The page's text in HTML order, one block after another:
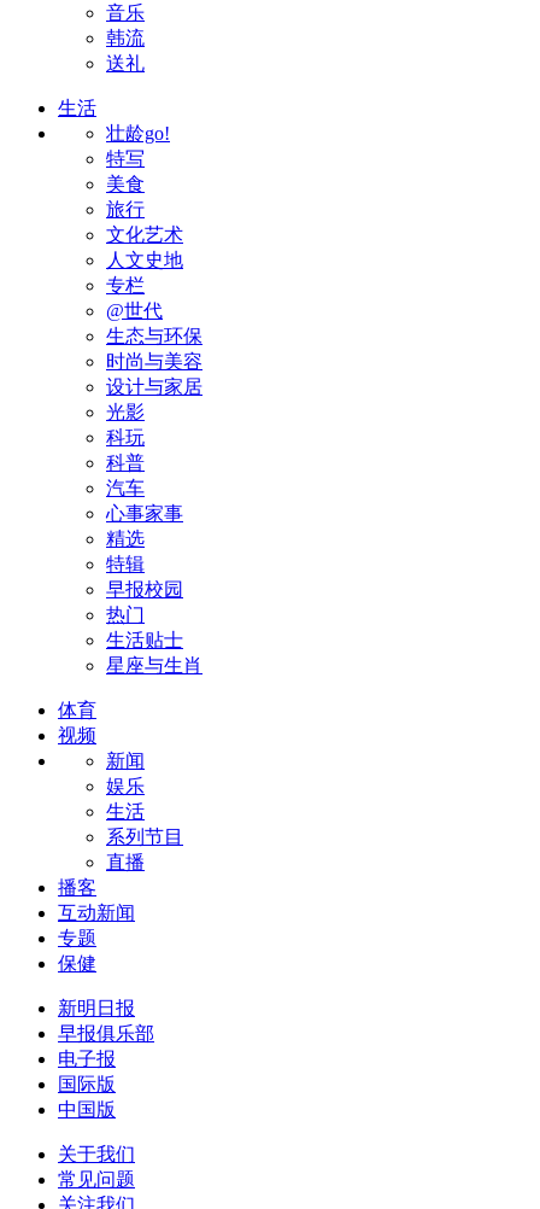
音乐
韩流
送礼
生活
壮龄go!
特写
美食
旅行
文化艺术
人文史地
专栏
@世代
生态与环保
时尚与美容
设计与家居
光影
科玩
科普
汽车
心事家事
精选
特辑
早报校园
热门
生活贴士
星座与生肖
体育
视频
新闻
娱乐
生活
系列节目
直播
播客
互动新闻
专题
保健
新明日报
早报俱乐部
电子报
国际版
中国版
关于我们
常见问题